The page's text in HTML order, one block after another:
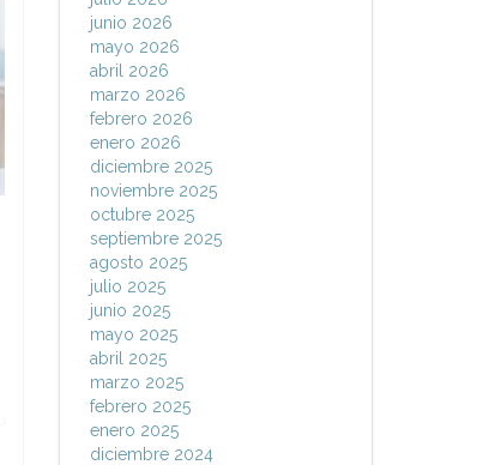
junio 2026
mayo 2026
abril 2026
marzo 2026
febrero 2026
enero 2026
diciembre 2025
noviembre 2025
octubre 2025
septiembre 2025
agosto 2025
julio 2025
junio 2025
mayo 2025
abril 2025
marzo 2025
febrero 2025
enero 2025
diciembre 2024